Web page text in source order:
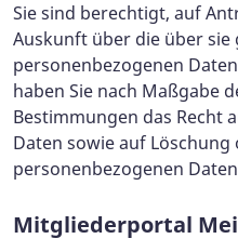
Sie sind berechtigt, auf
Auskunft über die über sie
personenbezogenen
haben Sie nach Maßgabe
Bestimmungen das Recht
Daten sowie auf
personenbezogenen
Mitgliederportal